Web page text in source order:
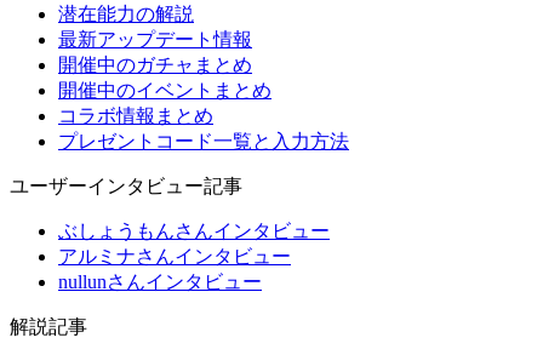
潜在能力の解説
最新アップデート情報
開催中のガチャまとめ
開催中のイベントまとめ
コラボ情報まとめ
プレゼントコード一覧と入力方法
ユーザーインタビュー記事
ぶしょうもんさんインタビュー
アルミナさんインタビュー
nullunさんインタビュー
解説記事